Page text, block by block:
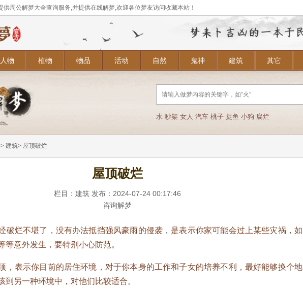
供周公解梦大全查询服务,并提供在线解梦,欢迎各位梦友访问收藏本站！
人物 植物 物品 活动 自然 鬼神 建筑 其它
水 吵架 女人 汽车 桃子 捉鱼 小狗 腐烂
> 建筑> 屋顶破烂
屋顶破烂
栏目： 建筑 发布：2024-07-24 00:17:46
咨询解梦
烂不堪了，没有办法抵挡强风豪雨的侵袭，是表示你家可能会过上某些灾祸，如
等意外发生，要特别小心防范。
表示你目前的居住环境，对于你本身的工作和子女的培养不利，最好能够换个地
到另一种环境中，对他们比较适合。